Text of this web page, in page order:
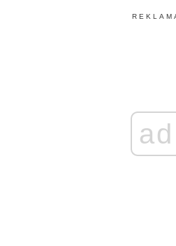
ad